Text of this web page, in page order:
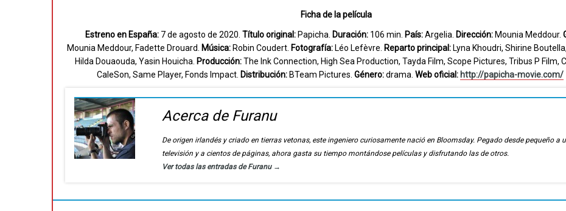
Ficha de la película
Estreno en España: 7 de agosto de 2020. Título original: Papicha. Duración: 106 min. País:Argelia. Dirección: Mounia Meddour.
Mounia Meddour, Fadette Drouard.
Música: Robin Coudert. Fotografía: Léo Lefèvre. Reparto principal: Lyna Khoudri, Shirine
Hilda Douaouda, Yasin Houicha. Producción:The Ink Connection, High Sea Production, Tayda Film, Scope Pictures, Tribus P Film,
CaleSon, Same Player, Fonds Impact. Distribución:BTeam Pictures. Género:drama. Web oficial: http://papicha-movie.com/
Acerca de Furanu
De origen irlandés y criado en tierras vetonas, este ingeniero curiosamente nació en Bloomsday. Pegado desde pequeño a
televisión y a cientos de páginas, ahora gasta su tiempo montándose películas y disfrutando las de otros.
Ver todas las entradas de Furanu →